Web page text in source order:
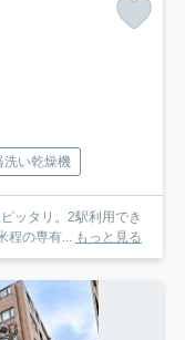
洗い乾燥機
ッタリ。2駅利用でき
程の専有... もっと見る